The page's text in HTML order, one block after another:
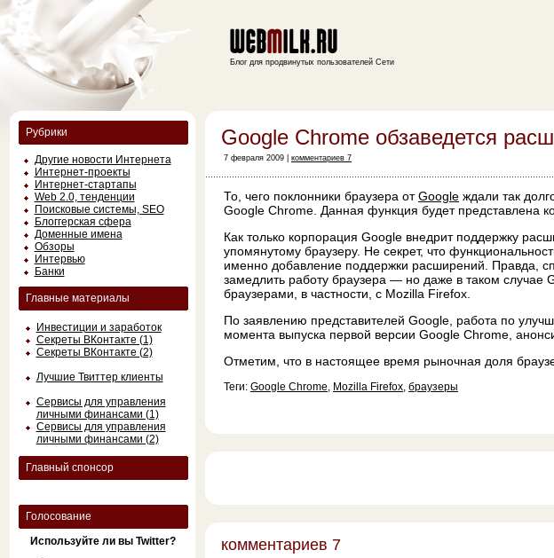
Рубрики
Другие новости Интернета
Интернет-проекты
Интернет-стартапы
Web 2.0, тенденции
Поисковые системы, SEO
Блоггерская сфера
Доменные имена
Обзоры
Интервью
Банки
Главные материалы
Инвестиции и заработок
Секреты ВКонтакте (1)
Секреты ВКонтакте (2)
Лучшие Твиттер клиенты
Сервисы для управления
личными финансами (1)
Сервисы для управления
личными финансами (2)
Главный спонсор
Голосование
Используйте ли вы Twitter?
Блог для продвинутых пользователей Сети
Google Chrome обзаведется
7 февраля 2009 | комментариев 7
То, чего поклонники браузера отGoogle ждали так
Google Chrome. Данная функция будет представлена
Как только корпорация Google внедрит поддержку
упомянутому браузеру. Не секрет, что
именно добавление поддержки расширений. Правда,
замедлить работу браузера — но даже в таком случае
браузерами, в частности, с Mozilla Firefox.
По заявлению представителей Google, работа по
момента выпуска первой версии Google Chrome,
Отметим, что в настоящее время рыночная доля
Теги: Google Chrome, Mozilla Firefox, браузеры
комментариев 7